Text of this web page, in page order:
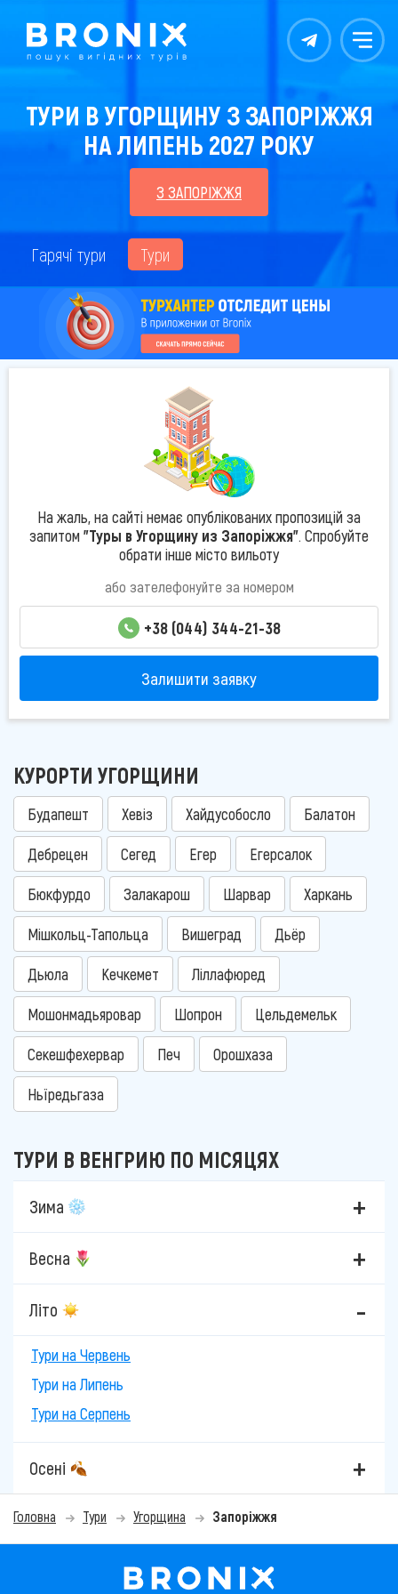
Контакты Меню
ТУРИ В УГОРЩИНУ З ЗАПОРІЖЖЯ
НА ЛИПЕНЬ 2027 РОКУ
З ЗАПОРІЖЖЯ
Гарячі тури Тури
На жаль, на сайті немає опублікованих пропозицій за
запитом "Туры в Угорщину из Запоріжжя". Спробуйте
обрати інше місто вильоту
або зателефонуйте за номером
+38 (044) 344-21-38
Залишити заявку
КУРОРТИ УГОРЩИНИ
Будапешт Хевіз Хайдусобосло Балатон
Дебрецен Сегед Егер Егерсалок
Бюкфурдо Залакарош Шарвар Харкань
Мішкольц-Тапольца Вишеград Дьёр
Дьюла Кечкемет Ліллафюред
Мошонмадьяровар Шопрон Цельдемельк
Секешфехервар Печ Орошхаза
Ньїредьгаза
ТУРИ В ВЕНГРИЮ ПО МІСЯЦЯХ
Зима
Весна
Літо
Тури на Червень
Тури на Липень
Тури на Серпень
Осені
Головна Тури Угорщина Запоріжжя